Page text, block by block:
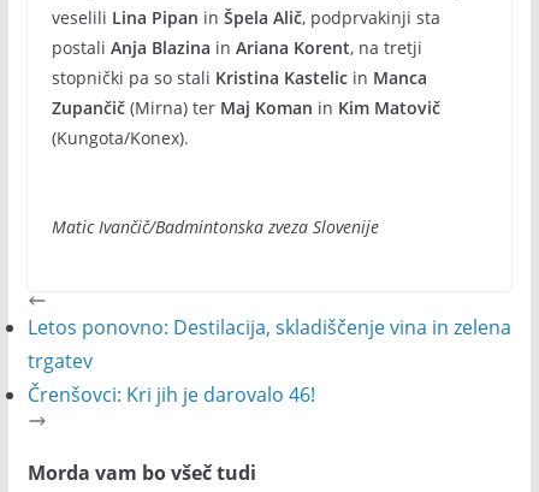
veselili Lina Pipan in Špela Alič, podprvakinji sta
postali Anja Blazina in Ariana Korent, na tretji
stopnički pa so stali Kristina Kastelicin Manca
Zupančič(Mirna) ter Maj Koman in Kim Matovič
(Kungota/Konex).
Matic Ivančič/Badmintonska zveza Slovenije
Letos ponovno: Destilacija, skladiščenje vina in zelena
trgatev
Črenšovci: Kri jih je darovalo 46!
Morda vam bo všeč tudi